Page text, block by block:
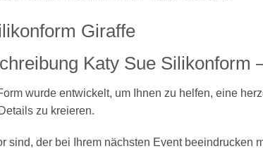
Giraffe
Katy Sue Silikonform
wurde entwickelt, um Ihnen zu helfen, eine
zu kreieren.
sind, der bei Ihrem nächsten Event